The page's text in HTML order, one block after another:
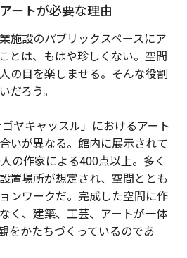
ートが必要な理由
施設のパブリックスペースにア
とは、もはや珍しくない。空間
の目を楽しませる。そんな役割
だろう。
ヤキャッスル」におけるアート
いが異なる。館内に展示されて
の作家による400点以上。多く
置場所が想定され、空間ととも
ンワークだ。完成した空間に作
く、建築、工芸、アートが一体
をかたちづくっているのであ